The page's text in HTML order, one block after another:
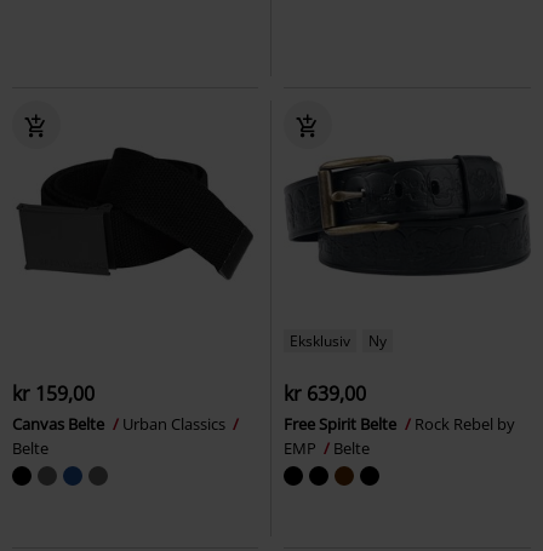
kr 159,00
Canvas Belte
Urban Classics
Belte
Eksklusiv Ny
kr 639,00
Free Spirit Belte
Rock Rebel by
EMP
Belte